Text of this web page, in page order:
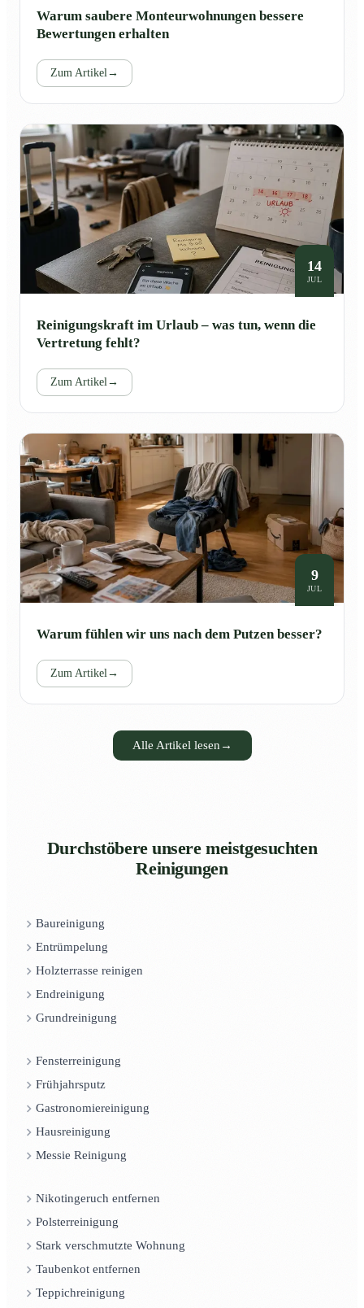
Warum saubere Monteurwohnungen bessere
Bewertungen erhalten
Zum Artikel→
14
JUL
Reinigungskraft im Urlaub – was tun, wenn die
Vertretung fehlt?
Zum Artikel→
9
JUL
Warum fühlen wir uns nach dem Putzen besser?
Zum Artikel→
Alle Artikel lesen →
Durchstöbere unsere meistgesuchten
Reinigungen
Baureinigung
Entrümpelung
Holzterrasse reinigen
Endreinigung
Grundreinigung
Fensterreinigung
Frühjahrsputz
Gastronomiereinigung
Hausreinigung
Messie Reinigung
Nikotingeruch entfernen
Polsterreinigung
Stark verschmutzte Wohnung
Taubenkot entfernen
Teppichreinigung